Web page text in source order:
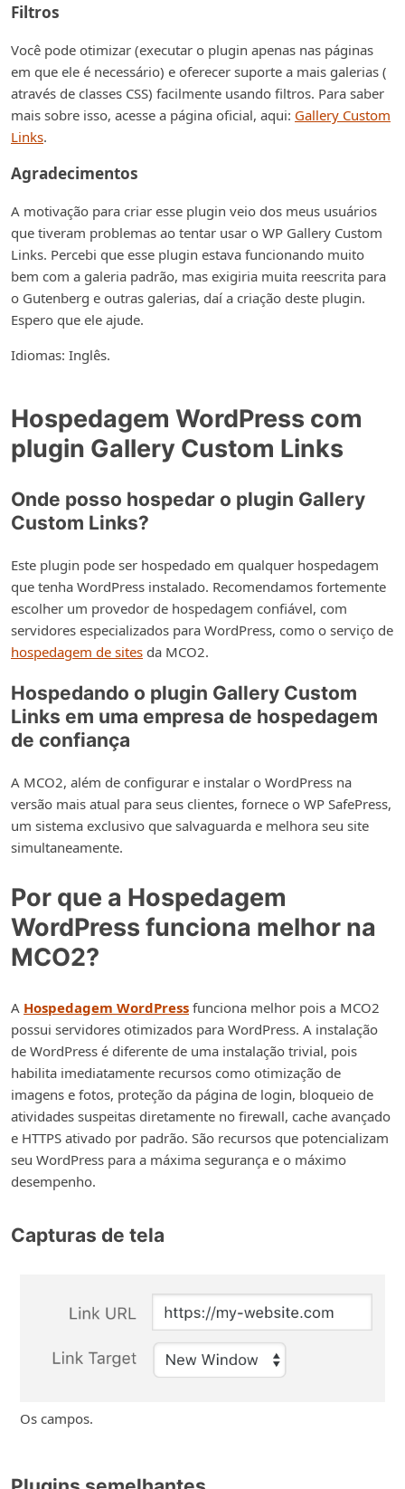
Hospedagem WordPress com
plugin Gallery Custom Links
Onde posso hospedar o plugin Gallery
Custom Links?
Este plugin pode ser hospedado em qualquer hospedagem
que tenha WordPress instalado. Recomendamos fortemente
escolher um provedor de hospedagem confiável, com
servidores especializados para WordPress, como o serviço de
hospedagem de sites da MCO2.
Hospedando o plugin Gallery Custom
Links em uma empresa de hospedagem
de confiança
A MCO2, além de configurar e instalar o WordPress na
versão mais atual para seus clientes, fornece o WP SafePress,
um sistema exclusivo que salvaguarda e melhora seu site
simultaneamente.
Por que a Hospedagem
WordPress funciona melhor na
MCO2?
A Hospedagem WordPress funciona melhor pois a MCO2
possui servidores otimizados para WordPress. A instalação
de WordPress é diferente de uma instalação trivial, pois
habilita imediatamente recursos como otimização de
imagens e fotos, proteção da página de login, bloqueio de
atividades suspeitas diretamente no firewall, cache avançado
e HTTPS ativado por padrão. São recursos que potencializam
seu WordPress para a máxima segurança e o máximo
desempenho.
Filtros
Você pode otimizar (executar o plugin apenas nas páginas
em que ele é necessário) e oferecer suporte a mais galerias (
através de classes CSS) facilmente usando filtros. Para saber
mais sobre isso, acesse a página oficial, aqui: Gallery Custom
Links.
Agradecimentos
A motivação para criar esse plugin veio dos meus usuários
que tiveram problemas ao tentar usar o WP Gallery Custom
Links. Percebi que esse plugin estava funcionando muito
bem com a galeria padrão, mas exigiria muita reescrita para
o Gutenberg e outras galerias, daí a criação deste plugin.
Espero que ele ajude.
Idiomas: Inglês.
Capturas de tela
Os campos.